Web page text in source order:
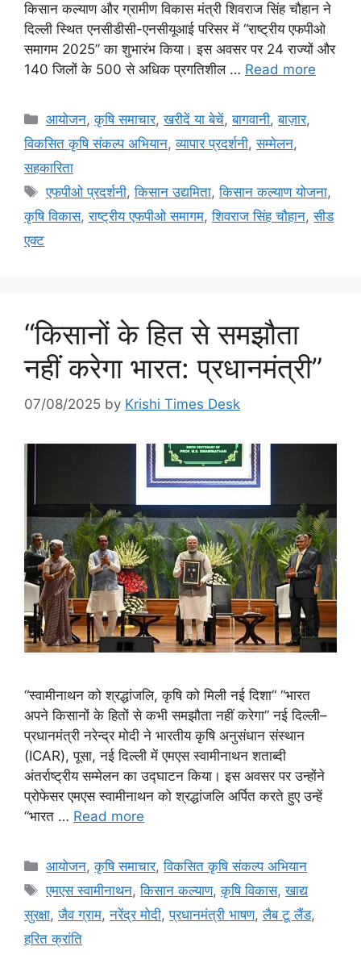
किसान कल्याण और ग्रामीण विकास मंत्री शिवराज सिंह चौहान ने
दिल्ली स्थित एनसीडीसी-एनसीयूआई परिसर में “राष्ट्रीय एफपीओ
समागम 2025” का शुभारंभ किया। इस अवसर पर 24 राज्यों और
140 जिलों के 500 से अधिक प्रगतिशील … Read more
आयोजन,कृषि समाचार,खरीदें या बेचें,बागवानी,बाज़ार,
विकसित कृषि संकल्प अभियान,व्यापार प्रदर्शनी,सम्मेलन,
सहकारिता
एफपीओ प्रदर्शनी,किसान उद्यमिता,किसान कल्याण योजना,
कृषि विकास,राष्ट्रीय एफपीओ समागम,शिवराज सिंह चौहान,सीड
एक्ट
“किसानों के हित से समझौता
नहीं करेगा भारत: प्रधानमंत्री”
07/08/2025 by Krishi Times Desk
“स्वामीनाथन को श्रद्धांजलि, कृषि को मिली नई दिशा“ “भारत
अपने किसानों के हितों से कभी समझौता नहीं करेगा” नई दिल्ली–
प्रधानमंत्री नरेन्द्र मोदी ने भारतीय कृषि अनुसंधान संस्थान
(ICAR), पूसा, नई दिल्ली में एमएस स्वामीनाथन शताब्दी
अंतर्राष्ट्रीय सम्मेलन का उद्घाटन किया। इस अवसर पर उन्होंने
प्रोफेसर एमएस स्वामीनाथन को श्रद्धांजलि अर्पित करते हुए उन्हें
“भारत … Read more
आयोजन,कृषि समाचार,विकसित कृषि संकल्प अभियान
एमएस स्वामीनाथन,किसान कल्याण,कृषि विकास,खाद्य
सुरक्षा,जैव ग्राम,नरेंद्र मोदी,प्रधानमंत्री भाषण,लैब टू लैंड,
हरित क्रांति